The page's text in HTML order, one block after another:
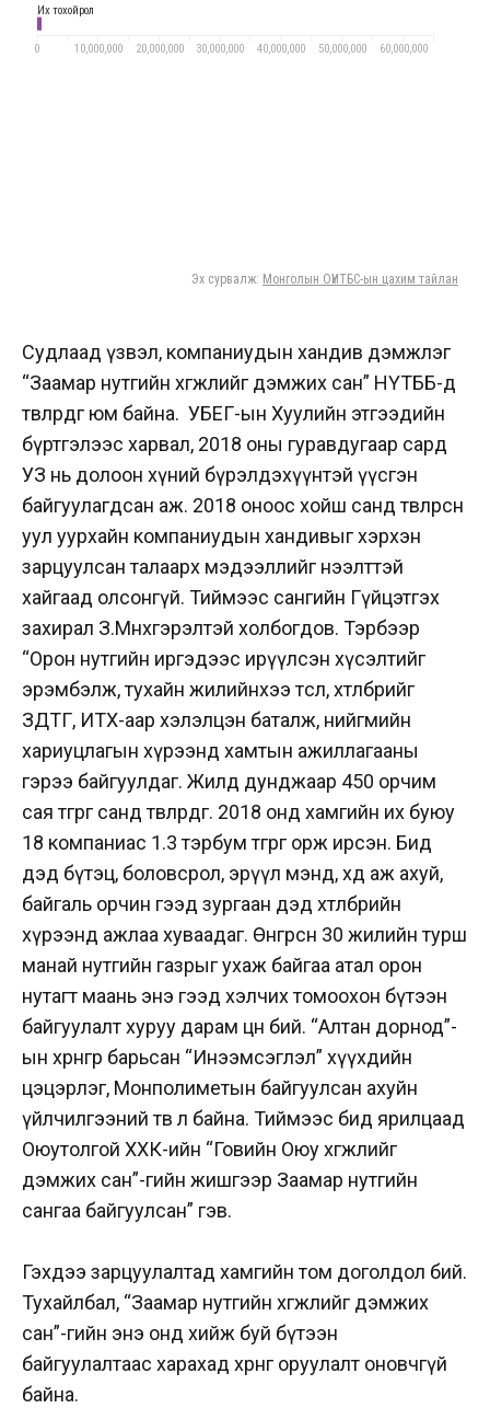
Судлаад үзвэл, компаниудын хандив дэмжлэг
“Заамар нутгийн хөгжлийг дэмжих сан” НҮТББ-д
төвлөрдөг юм байна. УБЕГ-ын Хуулийн этгээдийн
бүртгэлээс харвал, 2018 оны гуравдугаар сард
УЗ нь долоон хүний бүрэлдэхүүнтэй үүсгэн
байгуулагдсан аж. 2018 оноос хойш санд төвлөрсөн
уул уурхайн компаниудын хандивыг хэрхэн
зарцуулсан талаарх мэдээллийг нээлттэй
хайгаад олсонгүй. Тиймээс сангийн Гүйцэтгэх
захирал З.Мөнхгэрэлтэй холбогдов. Тэрбээр
“Орон нутгийн иргэдээс ирүүлсэн хүсэлтийг
эрэмбэлж, тухайн жилийнхээ төсөл, хөтөлбөрийг
ЗДТГ, ИТХ-аар хэлэлцэн баталж, нийгмийн
хариуцлагын хүрээнд хамтын ажиллагааны
гэрээ байгуулдаг. Жилд дунджаар 450 орчим
сая төгрөг санд төвлөрдөг. 2018 онд хамгийн их буюу
18 компаниас 1.3 тэрбум төгрөг орж ирсэн. Бид
дэд бүтэц, боловсрол, эрүүл мэнд, хөдөө аж ахуй,
байгаль орчин гээд зургаан дэд хөтөлбөрийн
хүрээнд ажлаа хуваадаг. Өнгөрсөн 30 жилийн турш
манай нутгийн газрыг ухаж байгаа атал орон
нутагт маань энэ гээд хэлчих томоохон бүтээн
байгуулалт хуруу дарам цөөн бий. “Алтан дорнод”-
ын хөрөнгөөр барьсан “Инээмсэглэл” хүүхдийн
цэцэрлэг, Монполиметын байгуулсан ахуйн
үйлчилгээний төв л байна. Тиймээс бид ярилцаад
Оюутолгой ХХК-ийн “Говийн Оюу хөгжлийг
дэмжих сан”-гийн жишгээр Заамар нутгийн
сангаа байгуулсан” гэв.
Гэхдээ зарцуулалтад хамгийн том доголдол бий.
Тухайлбал, “Заамар нутгийн хөгжлийг дэмжих
сан”-гийн энэ онд хийж буй бүтээн
байгуулалтаас харахад хөрөнгө оруулалт оновчгүй
байна.